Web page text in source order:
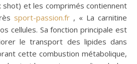
shot) et les comprimés contiennent
sport-passion.fr , « La carnitine
cellules. Sa fonction principale est
le transport des lipides dans
cette combustion métabolique,